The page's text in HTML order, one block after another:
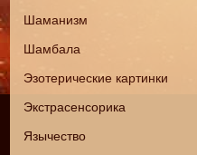
Шаманизм
Шамбала
Эзотерические картинки
Экстрасенсорика
Язычество